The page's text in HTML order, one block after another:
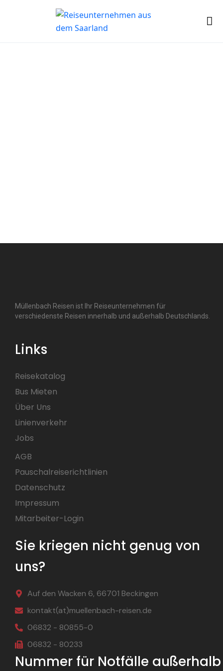
Müllenbach Reisen ist Ihr Reiseunternehmen für
verschiedenste Reisen innerhalb und außerhalb Deutschlands.
Links
Reisekatalog
Bus Mieten
Über Uns
Linienverkehr
Jobs
AGB
Pauschalreiserichtlinien
Datenschutz
Impressum
Mitarbeiter-Login
Sie kriegen nicht genug von
uns?
Auf den Wacken 6, 66701 Beckingen
kontakt(at)muellenbach-reisen.de
06832 - 80855-0
06832 - 80233
Nummer für Notfälle außerhalb